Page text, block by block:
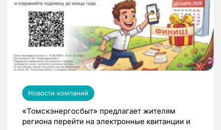
Новости компаний
«Томскэнергосбыт» предлагает жителям
региона перейти на электронные квитанции и